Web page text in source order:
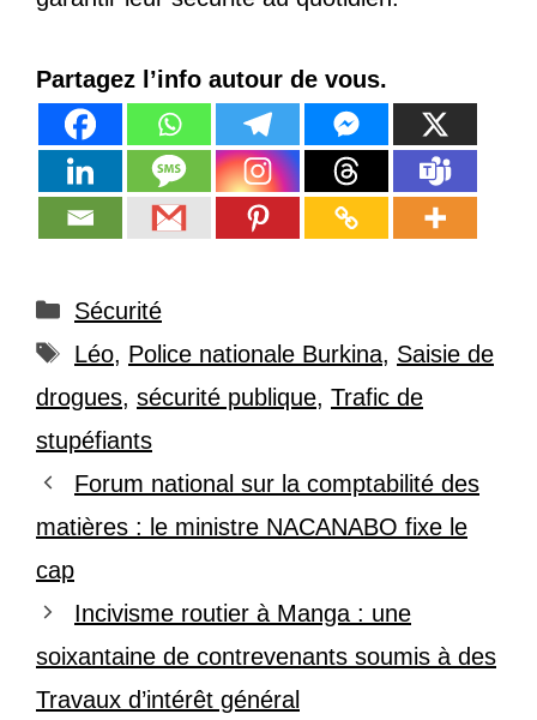
Partagez l’info autour de vous.
Catégories
Sécurité
Étiquettes
Léo, Police nationale Burkina, Saisie de
drogues, sécurité publique, Trafic de
stupéfiants
Forum national sur la comptabilité des
matières : le ministre NACANABO fixe le
cap
Incivisme routier à Manga : une
soixantaine de contrevenants soumis à des
Travaux d’intérêt général